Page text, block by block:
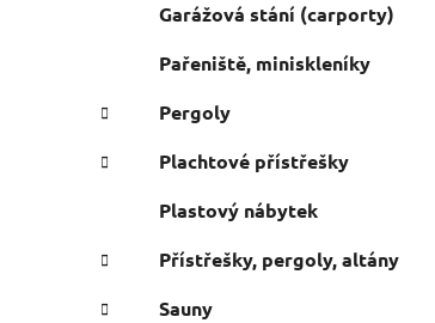
Garážová stání (carporty)
Pařeniště, miniskleníky
Pergoly
Plachtové přístřešky
Plastový nábytek
Přístřešky, pergoly, altány
Sauny